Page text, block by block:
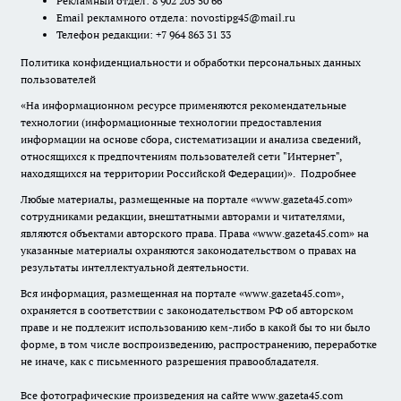
Email рекламного отдела: novostipg45@mail.ru
Телефон редакции: +7 964 863 31 33
Политика конфиденциальности и обработки персональных данных
пользователей
«На информационном ресурсе применяются рекомендательные
технологии (информационные технологии предоставления
информации на основе сбора, систематизации и анализа сведений,
относящихся к предпочтениям пользователей сети "Интернет",
находящихся на территории Российской Федерации)». Подробнее
Любые материалы, размещенные на портале «www.gazeta45.com»
сотрудниками редакции, внештатными авторами и читателями,
являются объектами авторского права. Права «www.gazeta45.com» на
указанные материалы охраняются законодательством о правах на
результаты интеллектуальной деятельности.
Вся информация, размещенная на портале «www.gazeta45.com»,
охраняется в соответствии с законодательством РФ об авторском
праве и не подлежит использованию кем-либо в какой бы то ни было
форме, в том числе воспроизведению, распространению, переработке
не иначе, как с письменного разрешения правообладателя.
Все фотографические произведения на сайте www.gazeta45.com